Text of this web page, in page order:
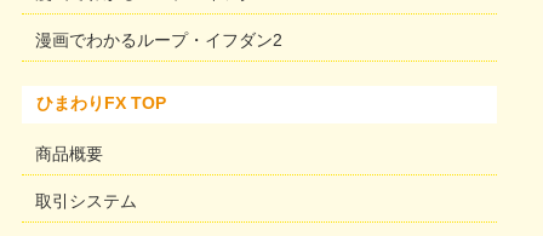
漫画でわかるループ・イフダン2
ひまわりFX TOP
商品概要
取引システム